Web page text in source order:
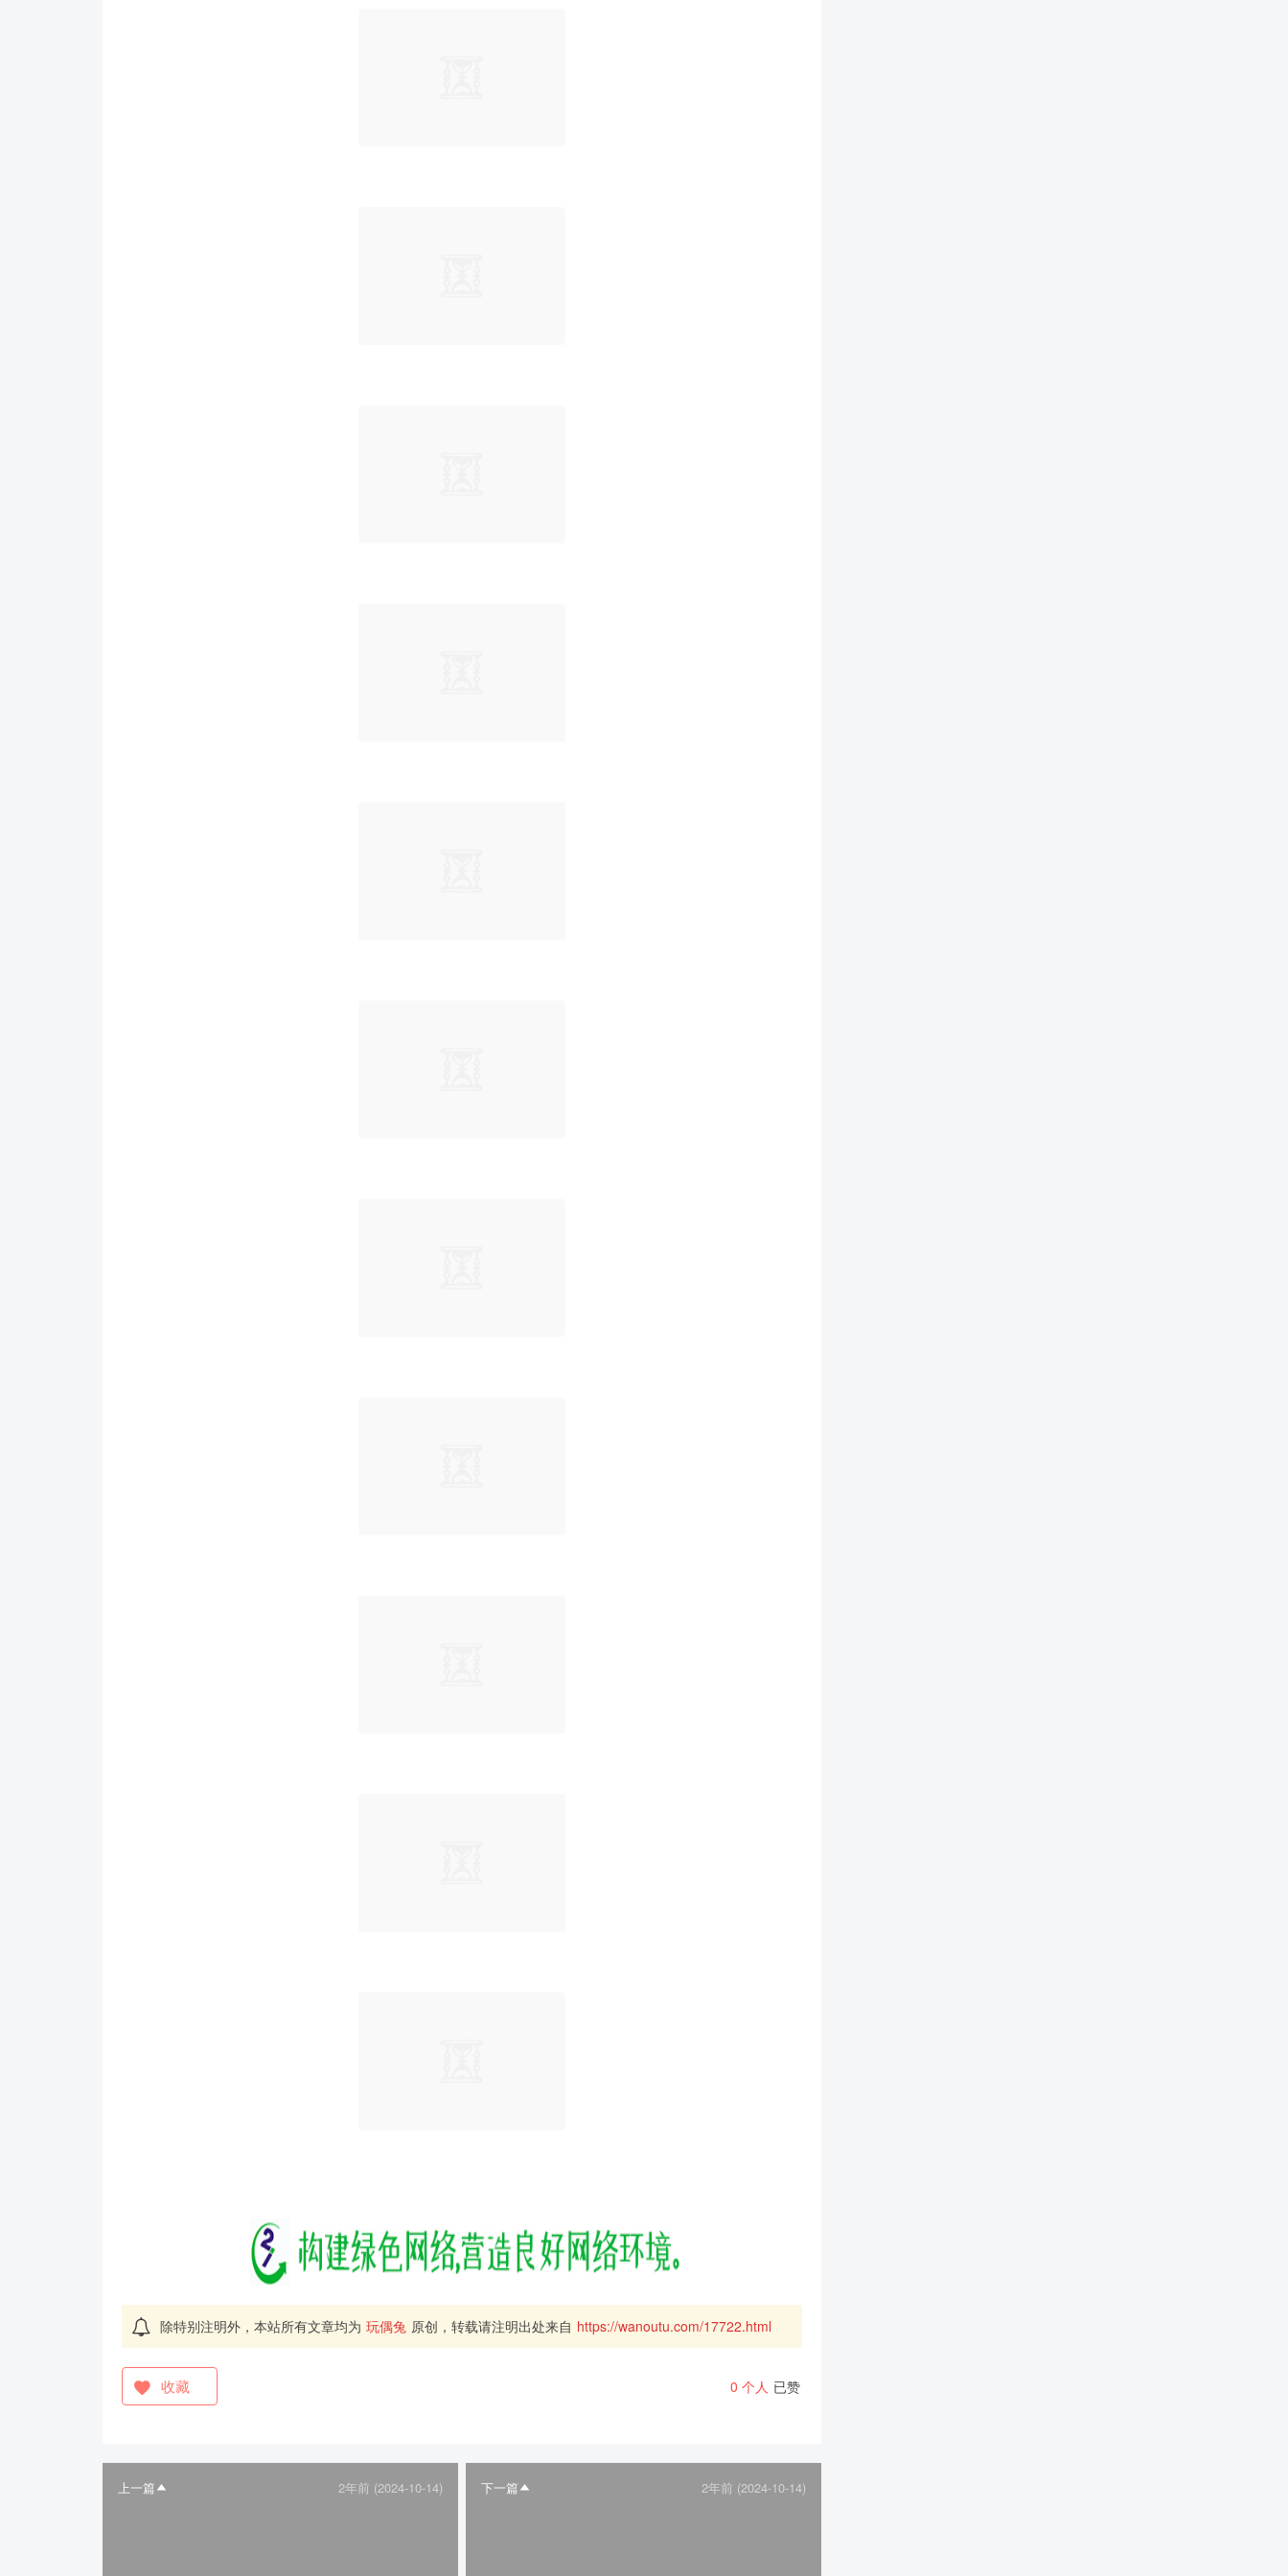
除特别注明外，本站所有文章均为 玩偶兔 原创，转载请注明出处来自 https://wanoutu.com/17722.html
收藏 0 个人 已赞
上一篇 2年前 (2024-10-14) 下一篇 2年前 (2024-10-14)